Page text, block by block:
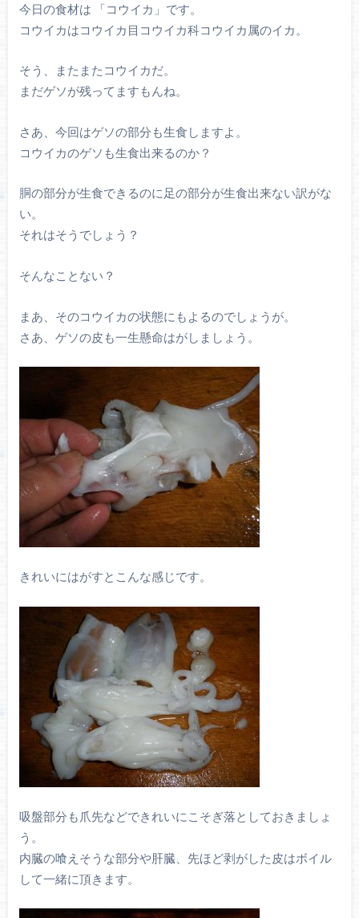
今日の食材は 「コウイカ」です。
コウイカはコウイカ目コウイカ科コウイカ属のイカ。
そう、またまたコウイカだ。
まだゲソが残ってますもんね。
さあ、今回はゲソの部分も生食しますよ。
コウイカのゲソも生食出来るのか？
胴の部分が生食できるのに足の部分が生食出来ない訳がな
い。
それはそうでしょう？
そんなことない？
まあ、そのコウイカの状態にもよるのでしょうが。
さあ、ゲソの皮も一生懸命はがしましょう。
きれいにはがすとこんな感じです。
吸盤部分も爪先などできれいにこそぎ落としておきましょ
う。
内臓の喰えそうな部分や肝臓、先ほど剥がした皮はボイル
して一緒に頂きます。